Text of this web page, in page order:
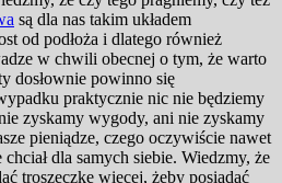
są dla nas takim układem
od podłoża i dlatego również
w chwili obecnej o tym, że warto
dosłownie powinno się
praktycznie nic nie będziemy
zyskamy wygody, ani nie zyskamy
pieniądze, czego oczywiście nawet
dla samych siebie. Wiedzmy, że
troszeczkę więcej, żeby posiadać